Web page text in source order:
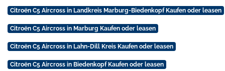
Citroën C5 Aircross in Landkreis Marburg-Biedenkopf Kaufen oder leasen
Citroën C5 Aircross in Marburg Kaufen oder leasen
Citroën C5 Aircross in Lahn-Dill Kreis Kaufen oder leasen
Citroën C5 Aircross in Biedenkopf Kaufen oder leasen